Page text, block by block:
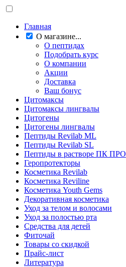
Главная
О магазине...
О пептидах
Подобрать курс
О компании
Акции
Доставка
Ваш бонус
Цитомаксы
Цитомаксы лингвалы
Цитогены
Цитогены лингвалы
Пептиды Revilab ML
Пептиды Revilab SL
Пептиды в растворе ПК ПРО
Геропротекторы
Косметика Revilab
Косметика Reviline
Косметика Youth Gems
Декоративная косметика
Уход за телом и волосами
Уход за полостью рта
Средства для детей
Фиточай
Товары со скидкой
Прайс-лист
Литература